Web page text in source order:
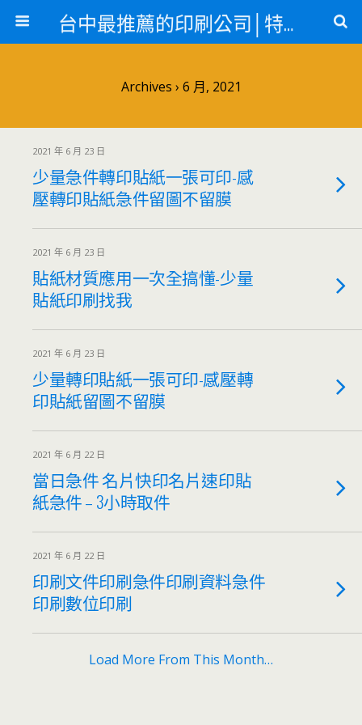
台中最推薦的印刷公司│特殊印刷各類轉印
Archives › 6 月, 2021
2021 年 6 月 23 日
少量急件轉印貼紙一張可印-感
壓轉印貼紙急件留圖不留膜
2021 年 6 月 23 日
貼紙材質應用一次全搞懂-少量
貼紙印刷找我
2021 年 6 月 23 日
少量轉印貼紙一張可印-感壓轉
印貼紙留圖不留膜
2021 年 6 月 22 日
當日急件 名片快印名片速印貼
紙急件 – 3小時取件
2021 年 6 月 22 日
印刷文件印刷急件印刷資料急件
印刷數位印刷
Load More From This Month…